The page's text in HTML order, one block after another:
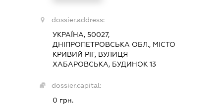
dossier.address:
УКРАЇНА, 50027,
ДНІПРОПЕТРОВСЬКА ОБЛ., МІСТО
КРИВИЙ РІГ, ВУЛИЦЯ
ХАБАРОВСЬКА, БУДИНОК 13
dossier.capital:
0 грн.